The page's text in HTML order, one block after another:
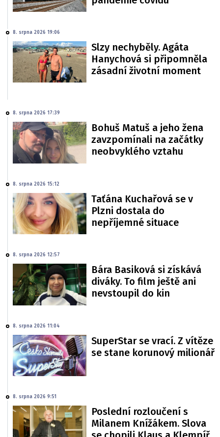
8. srpna 2026 19:06
Slzy nechyběly. Agáta
Hanychová si připomněla
zásadní životní moment
8. srpna 2026 17:39
Bohuš Matuš a jeho žena
zavzpomínali na začátky
neobvyklého vztahu
8. srpna 2026 15:12
Taťána Kuchařová se v
Plzni dostala do
nepříjemné situace
8. srpna 2026 12:57
Bára Basiková si získává
diváky. To film ještě ani
nevstoupil do kin
8. srpna 2026 11:04
SuperStar se vrací. Z vítěze
se stane korunový milionář
8. srpna 2026 9:51
Poslední rozloučení s
Milanem Knížákem. Slova